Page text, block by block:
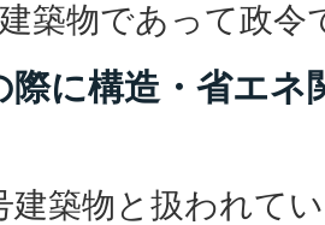
築物であって政令
際に構造・省エネ
建築物と扱われて